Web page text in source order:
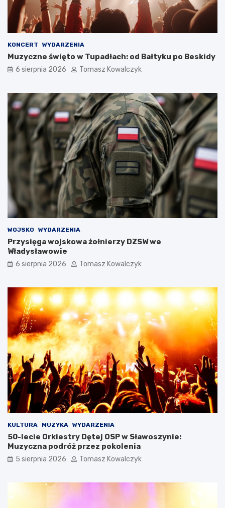
KONCERT WYDARZENIA
Muzyczne święto w Tupadłach: od Bałtyku po Beskidy
6 sierpnia 2026 Tomasz Kowalczyk
WOJSKO WYDARZENIA
Przysięga wojskowa żołnierzy DZSW we
Władysławowie
6 sierpnia 2026 Tomasz Kowalczyk
KULTURA MUZYKA WYDARZENIA
50-lecie Orkiestry Dętej OSP w Sławoszynie:
Muzyczna podróż przez pokolenia
5 sierpnia 2026 Tomasz Kowalczyk